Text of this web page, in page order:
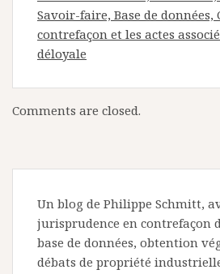
Savoir-faire, Base de données,
contrefaçon et les actes
déloyale
Comments are closed.
Un blog de Philippe Schmitt,
jurisprudence en contrefaçon
base de données, obtention
débats de propriété